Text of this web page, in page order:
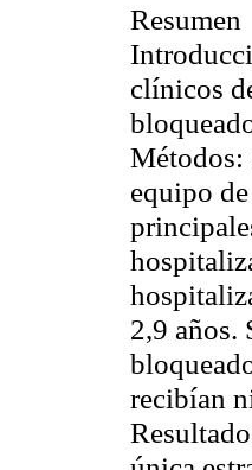
Resumen
clínicos
Métodos:
equipo
2,9 años.
recibían